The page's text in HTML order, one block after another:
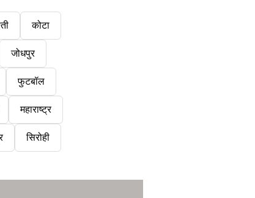
कोटा
जोधपुर
फुटबॉल
महाराष्ट्र
सिरोही